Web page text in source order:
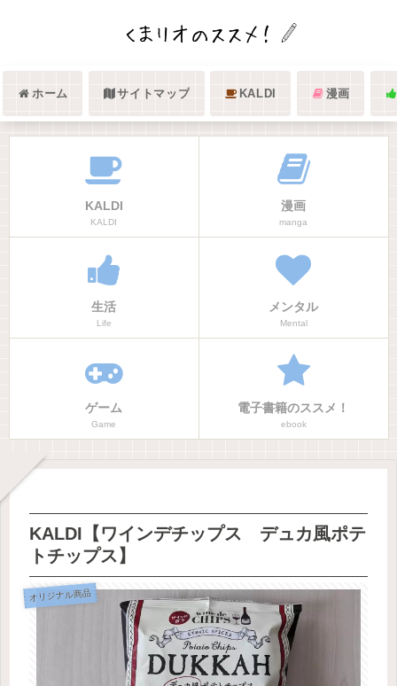
ホーム サイトマップ KALDI 漫画
KALDI
KALDI
漫画
manga
生活
Life
メンタル
Mental
ゲーム
Game
電子書籍のススメ！
ebook
KALDI【ワインデチップス デュカ風ポテ
トチップス】
オリジナル商品